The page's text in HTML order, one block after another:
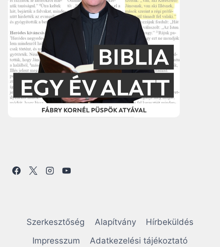
Szerkesztőség Alapítvány
Hírbeküldés
Impresszum
Adatkezelési tájékoztató